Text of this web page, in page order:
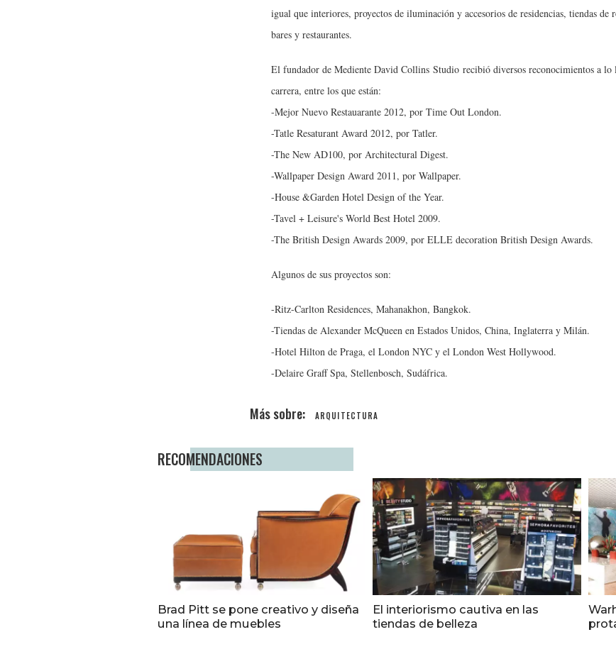
igual que interiores, proyectos de iluminación y accesorios de residencias, tiendas de
bares y restaurantes.
El fundador de Mediente David Collins Studio recibió diversos reconocimientos a lo
carrera, entre los que están:
-Mejor Nuevo Restauarante 2012, por Time Out London.
-Tatle Resaturant Award 2012, por Tatler.
-The New AD100, por Architectural Digest.
-Wallpaper Design Award 2011, por Wallpaper.
-House &Garden Hotel Design of the Year.
-Tavel + Leisure's World Best Hotel 2009.
-The British Design Awards 2009, por ELLE decoration British Design Awards.
Algunos de sus proyectos son:
-Ritz-Carlton Residences, Mahanakhon, Bangkok.
-Tiendas de Alexander McQueen en Estados Unidos, China, Inglaterra y Milán.
-Hotel Hilton de Praga, el London NYC y el London West Hollywood.
-Delaire Graff Spa, Stellenbosch, Sudáfrica.
ARQUITECTURA
RECOMENDACIONES
Brad Pitt se pone creativo y diseña
una línea de muebles
El interiorismo cautiva en las
tiendas de belleza